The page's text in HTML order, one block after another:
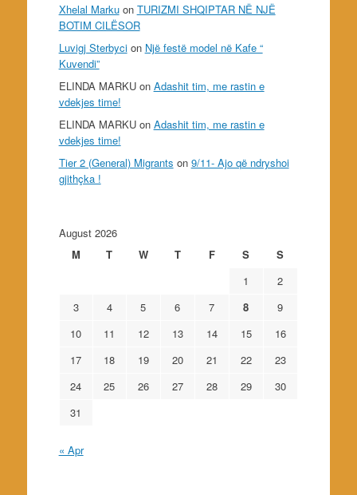
Xhelal Markuon TURIZMI SHQIPTAR NË NJË
BOTIM CILËSOR
Luvigj Sterbycion Një festë model në Kafe “
Kuvendi”
ELINDA MARKUon Adashit tim, me rastin e
vdekjes time!
ELINDA MARKUon Adashit tim, me rastin e
vdekjes time!
Tier 2 (General) Migrants on 9/11- Ajo që ndryshoi
gjithçka !
August 2026
M
T W T F S
S
1
2
3
4 5 6 7 8
9
10
11 12 13 14 15
16
17
18 19 20 21 22
23
24
25 26 27 28 29
30
31
« Apr